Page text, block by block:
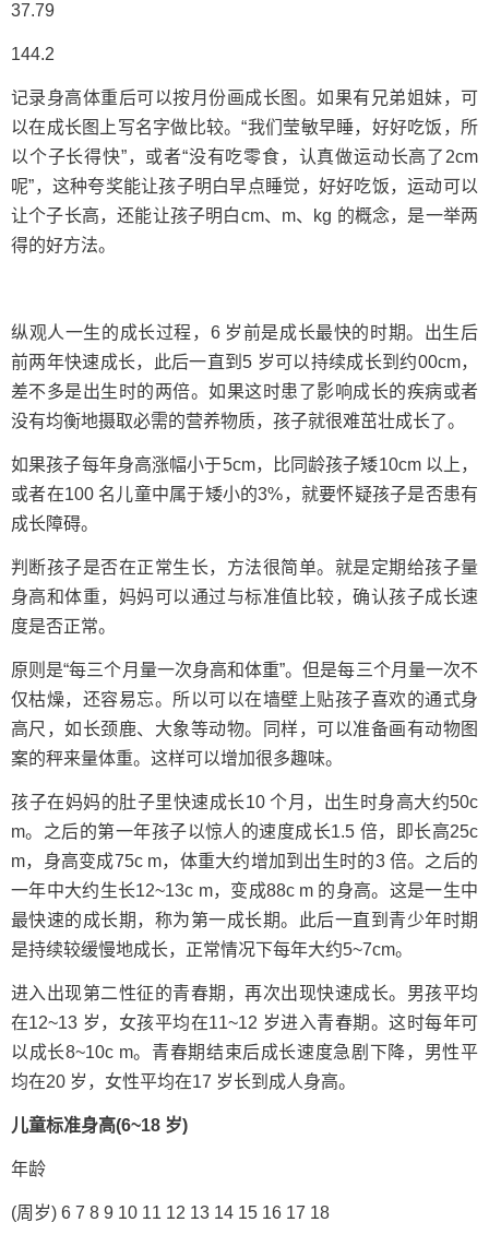
37.79
144.2
记录身高体重后可以按月份画成长图。如果有兄弟姐妹，可
以在成长图上写名字做比较。“我们莹敏早睡，好好吃饭，所
以个子长得快”，或者“没有吃零食，认真做运动长高了2cm
呢”，这种夸奖能让孩子明白早点睡觉，好好吃饭，运动可以
让个子长高，还能让孩子明白cm、m、kg 的概念，是一举两
得的好方法。
纵观人一生的成长过程，6 岁前是成长最快的时期。出生后
前两年快速成长，此后一直到5 岁可以持续成长到约00cm，
差不多是出生时的两倍。如果这时患了影响成长的疾病或者
没有均衡地摄取必需的营养物质，孩子就很难茁壮成长了。
如果孩子每年身高涨幅小于5cm，比同龄孩子矮10cm 以上，
或者在100 名儿童中属于矮小的3%，就要怀疑孩子是否患有
成长障碍。
判断孩子是否在正常生长，方法很简单。就是定期给孩子量
身高和体重，妈妈可以通过与标准值比较，确认孩子成长速
度是否正常。
原则是“每三个月量一次身高和体重”。但是每三个月量一次不
仅枯燥，还容易忘。所以可以在墙壁上贴孩子喜欢的通式身
高尺，如长颈鹿、大象等动物。同样，可以准备画有动物图
案的秤来量体重。这样可以增加很多趣味。
孩子在妈妈的肚子里快速成长10 个月，出生时身高大约50c
m。之后的第一年孩子以惊人的速度成长1.5 倍，即长高25c
m，身高变成75c m，体重大约增加到出生时的3 倍。之后的
一年中大约生长12~13c m，变成88c m 的身高。这是一生中
最快速的成长期，称为第一成长期。此后一直到青少年时期
是持续较缓慢地成长，正常情况下每年大约5~7cm。
进入出现第二性征的青春期，再次出现快速成长。男孩平均
在12~13 岁，女孩平均在11~12 岁进入青春期。这时每年可
以成长8~10c m。青春期结束后成长速度急剧下降，男性平
均在20 岁，女性平均在17 岁长到成人身高。
儿童标准身高(6~18 岁)
年龄
(周岁) 6 7 8 9 10 11 12 13 14 15 16 17 18